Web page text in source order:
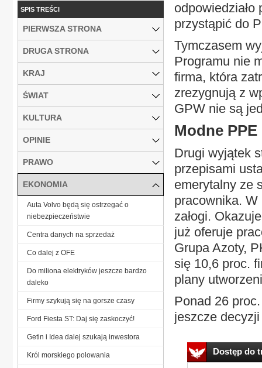
przystąpić do
Tymczasem
Programu nie
firma, która
zrezygnują z
GPW nie są
Modne PPE
Drugi wyjątek
przepisami
emerytalny ze
pracownika.
załogi.
już oferuje
Grupa Azoty,
się 10,6 proc.
plany
Ponad 26
jeszcze
Dostęp do
SPIS TREŚCI
PIERWSZA STRONA
DRUGA STRONA
KRAJ
ŚWIAT
KULTURA
OPINIE
PRAWO
EKONOMIA
Auta Volvo będą się ostrzegać o
niebezpieczeństwie
Centra danych na sprzedaż
Co dalej z OFE
Do miliona elektryków jeszcze bardzo
daleko
Firmy szykują się na gorsze czasy
Ford Fiesta ST: Daj się zaskoczyć!
Getin i Idea dalej szukają inwestora
Król morskiego polowania